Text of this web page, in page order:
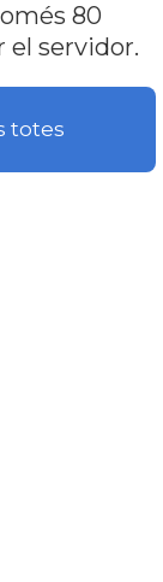
80
el servidor.
totes